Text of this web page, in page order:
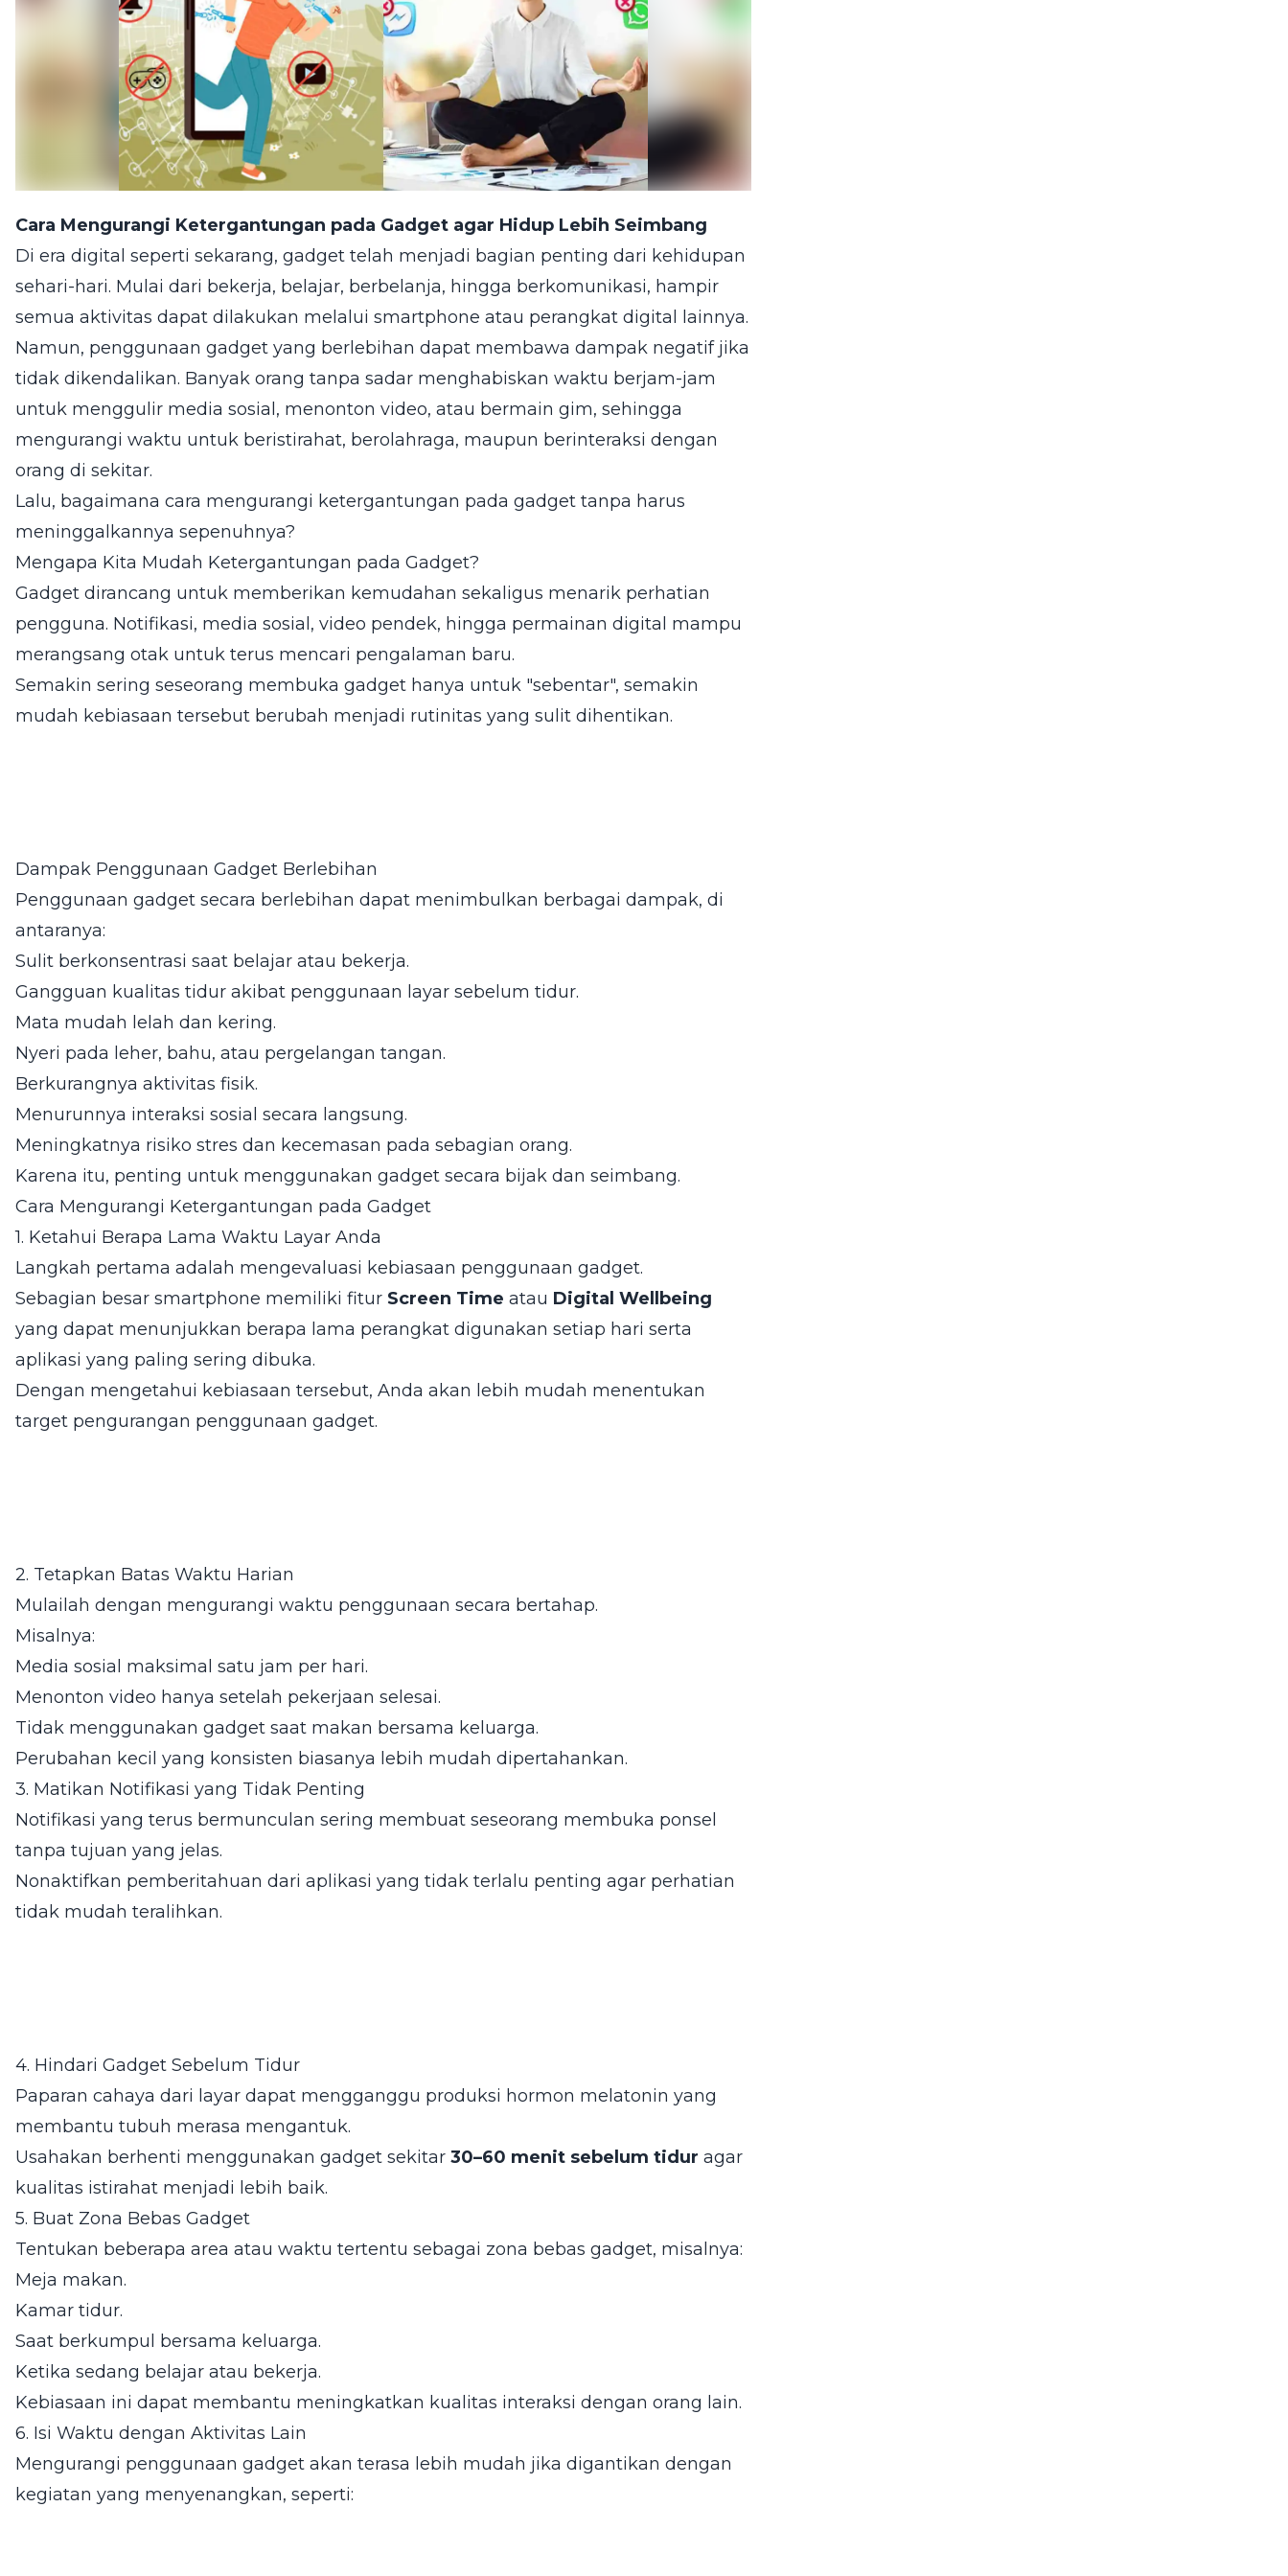
Cara Mengurangi Ketergantungan pada Gadget agar Hidup Lebih Seimbang
Di era digital seperti sekarang, gadget telah menjadi bagian penting dari kehidupan
sehari-hari. Mulai dari bekerja, belajar, berbelanja, hingga berkomunikasi, hampir
semua aktivitas dapat dilakukan melalui smartphone atau perangkat digital lainnya.
Namun, penggunaan gadget yang berlebihan dapat membawa dampak negatif jika
tidak dikendalikan. Banyak orang tanpa sadar menghabiskan waktu berjam-jam
untuk menggulir media sosial, menonton video, atau bermain gim, sehingga
mengurangi waktu untuk beristirahat, berolahraga, maupun berinteraksi dengan
orang di sekitar.
Lalu, bagaimana cara mengurangi ketergantungan pada gadget tanpa harus
meninggalkannya sepenuhnya?
Mengapa Kita Mudah Ketergantungan pada Gadget?
Gadget dirancang untuk memberikan kemudahan sekaligus menarik perhatian
pengguna. Notifikasi, media sosial, video pendek, hingga permainan digital mampu
merangsang otak untuk terus mencari pengalaman baru.
Semakin sering seseorang membuka gadget hanya untuk "sebentar", semakin
mudah kebiasaan tersebut berubah menjadi rutinitas yang sulit dihentikan.
Dampak Penggunaan Gadget Berlebihan
Penggunaan gadget secara berlebihan dapat menimbulkan berbagai dampak, di
antaranya:
Sulit berkonsentrasi saat belajar atau bekerja.
Gangguan kualitas tidur akibat penggunaan layar sebelum tidur.
Mata mudah lelah dan kering.
Nyeri pada leher, bahu, atau pergelangan tangan.
Berkurangnya aktivitas fisik.
Menurunnya interaksi sosial secara langsung.
Meningkatnya risiko stres dan kecemasan pada sebagian orang.
Karena itu, penting untuk menggunakan gadget secara bijak dan seimbang.
Cara Mengurangi Ketergantungan pada Gadget
1. Ketahui Berapa Lama Waktu Layar Anda
Langkah pertama adalah mengevaluasi kebiasaan penggunaan gadget.
Sebagian besar smartphone memiliki fitur Screen Time atau Digital Wellbeing
yang dapat menunjukkan berapa lama perangkat digunakan setiap hari serta
aplikasi yang paling sering dibuka.
Dengan mengetahui kebiasaan tersebut, Anda akan lebih mudah menentukan
target pengurangan penggunaan gadget.
2. Tetapkan Batas Waktu Harian
Mulailah dengan mengurangi waktu penggunaan secara bertahap.
Misalnya:
Media sosial maksimal satu jam per hari.
Menonton video hanya setelah pekerjaan selesai.
Tidak menggunakan gadget saat makan bersama keluarga.
Perubahan kecil yang konsisten biasanya lebih mudah dipertahankan.
3. Matikan Notifikasi yang Tidak Penting
Notifikasi yang terus bermunculan sering membuat seseorang membuka ponsel
tanpa tujuan yang jelas.
Nonaktifkan pemberitahuan dari aplikasi yang tidak terlalu penting agar perhatian
tidak mudah teralihkan.
4. Hindari Gadget Sebelum Tidur
Paparan cahaya dari layar dapat mengganggu produksi hormon melatonin yang
membantu tubuh merasa mengantuk.
Usahakan berhenti menggunakan gadget sekitar 30–60 menit sebelum tidur agar
kualitas istirahat menjadi lebih baik.
5. Buat Zona Bebas Gadget
Tentukan beberapa area atau waktu tertentu sebagai zona bebas gadget, misalnya:
Meja makan.
Kamar tidur.
Saat berkumpul bersama keluarga.
Ketika sedang belajar atau bekerja.
Kebiasaan ini dapat membantu meningkatkan kualitas interaksi dengan orang lain.
6. Isi Waktu dengan Aktivitas Lain
Mengurangi penggunaan gadget akan terasa lebih mudah jika digantikan dengan
kegiatan yang menyenangkan, seperti: